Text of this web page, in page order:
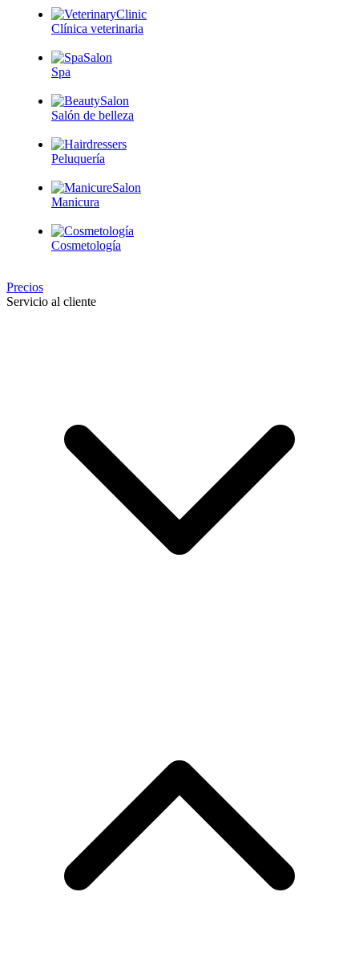
Clínica veterinaria
Spa
Salón de belleza
Peluquería
Manicura
Cosmetología
Precios
Servicio al cliente